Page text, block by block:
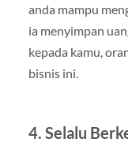
anda mampu
ia menyimpan
kepada kamu,
bisnis ini.
4. Selalu